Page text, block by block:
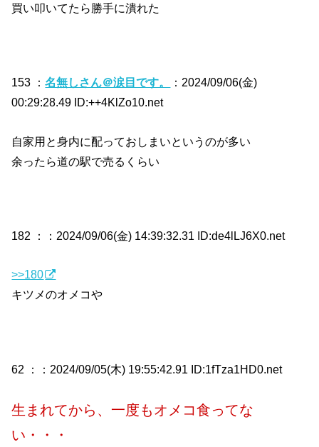
買い叩いてたら勝手に潰れた
153 ：名無しさん＠涙目です。
：2024/09/06(金)
00:29:28.49 ID:++4KlZo10.net
自家用と身内に配っておしまいというのが多い
余ったら道の駅で売るくらい
182 ： ：2024/09/06(金) 14:39:32.31 ID:de4lLJ6X0.net
>>180
キツメのオメコや
62 ： ：2024/09/05(木) 19:55:42.91 ID:1fTza1HD0.net
生まれてから、一度もオメコ食ってな
い・・・